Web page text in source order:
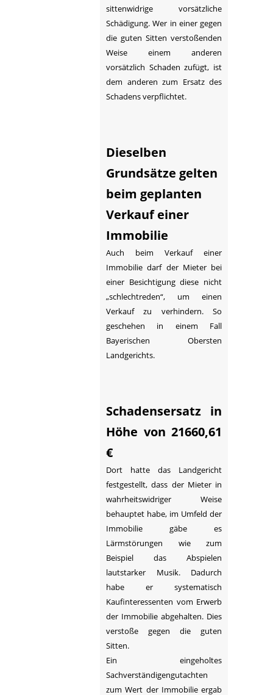
sittenwidrige vorsätzliche
Schädigung. Wer in einer gegen
die guten Sitten verstoßenden
Weise einem anderen
vorsätzlich Schaden zufügt, ist
dem anderen zum Ersatz des
Schadens verpflichtet.
Dieselben
Grundsätze gelten
beim geplanten
Verkauf einer
Immobilie
Auch beim Verkauf einer
Immobilie darf der Mieter bei
einer Besichtigung diese nicht
„schlechtreden“, um einen
Verkauf zu verhindern. So
geschehen in einem Fall
Bayerischen Obersten
Landgerichts.
Schadensersatz in
Höhe von 21660,61
€
Dort hatte das Landgericht
festgestellt, dass der Mieter in
wahrheitswidriger Weise
behauptet habe, im Umfeld der
Immobilie gäbe es
Lärmstörungen wie zum
Beispiel das Abspielen
lautstarker Musik. Dadurch
habe er systematisch
Kaufinteressenten vom Erwerb
der Immobilie abgehalten. Dies
verstoße gegen die guten
Sitten.
Ein eingeholtes
Sachverständigengutachten
zum Wert der Immobilie ergab